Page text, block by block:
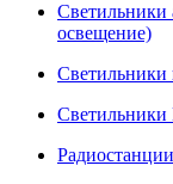
Светильники
освещение)
Светильники
Светильники